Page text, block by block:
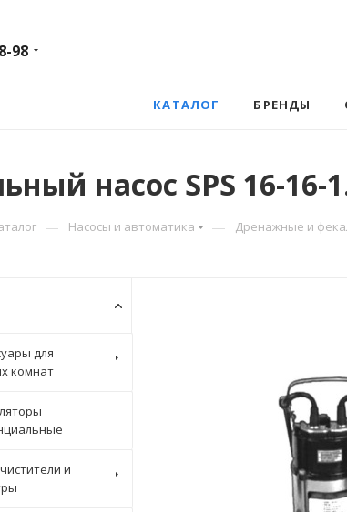
98
КАТАЛОГ БРЕНДЫ
насос SPS 16-16-
— Насосы и автоматика — Дренажные и
для
комнат
и